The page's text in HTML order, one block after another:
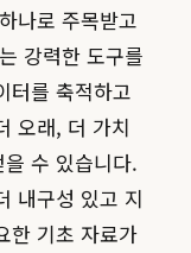
나로 주목받고
강력한 도구를
터를 축적하고
오래, 더 가치
수 있습니다.
내구성 있고 지
한 기초 자료가